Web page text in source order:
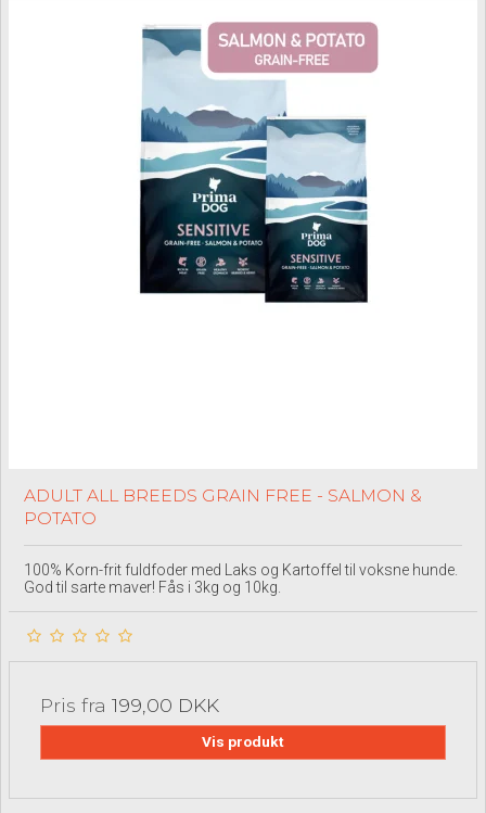
ADULT ALL BREEDS GRAIN FREE - SALMON &
POTATO
100% Korn-frit fuldfoder med Laks og Kartoffel til voksne hunde.
God til sarte maver! Fås i 3kg og 10kg.
Pris fra 199,00 DKK
Vis produkt